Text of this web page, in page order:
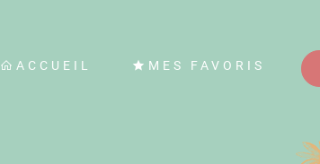
ACCUEIL MES FAVORIS